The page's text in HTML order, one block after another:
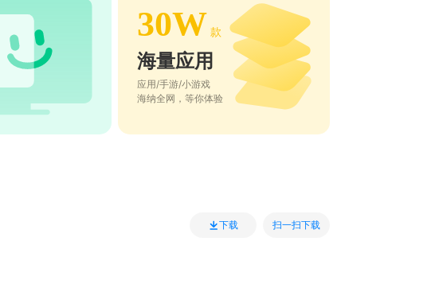
30W 款
海量应用
应用/手游/小游戏
海纳全网，等你体验
下载 扫一扫下载